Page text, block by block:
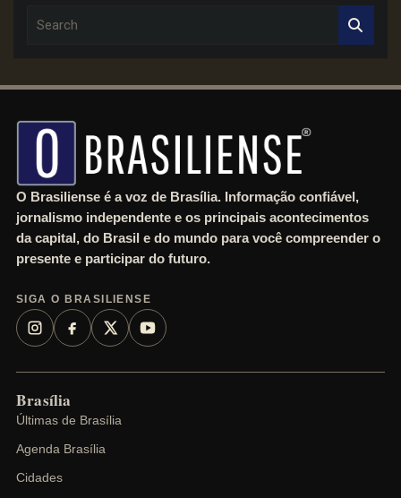
c
O Brasiliense é a voz de Brasília. Informação confiável,
jornalismo independente e os principais acontecimentos
da capital, do Brasil e do mundo para você compreender o
presente e participar do futuro.
SIGA O BRASILIENSE
Brasília
Últimas de Brasília
Agenda Brasília
Cidades